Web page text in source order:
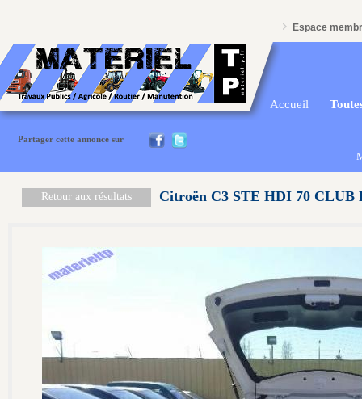
Espace
Accueil
Partager cette annonce sur
Retour aux résultats Citroën C3 STE HDI 70 CLUB